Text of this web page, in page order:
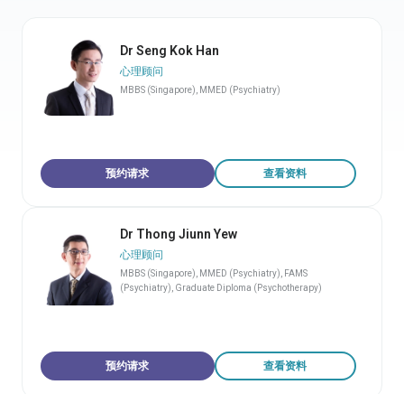
Dr Seng Kok Han
心理顾问
MBBS (Singapore), MMED (Psychiatry)
预约请求 查看资料
Dr Thong Jiunn Yew
心理顾问
MBBS (Singapore), MMED (Psychiatry), FAMS
(Psychiatry), Graduate Diploma (Psychotherapy)
预约请求 查看资料